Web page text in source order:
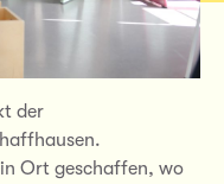
der
Ort geschaffen, wo